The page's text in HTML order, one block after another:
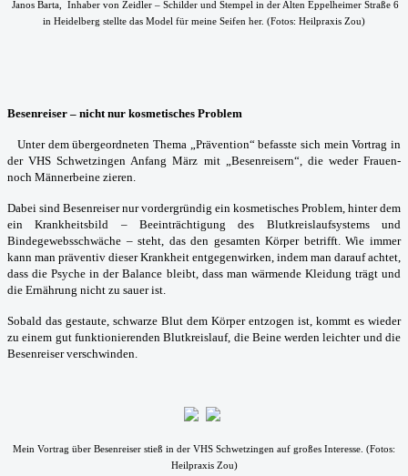
Janos Barta, Inhaber von Zeidler – Schilder und Stempel in der Alten Eppelheimer Straße 6
in Heidelberg stellte das Model für meine Seifen her. (Fotos: Heilpraxis Zou)
Besenreiser – nicht nur kosmetisches Problem
Unter dem übergeordneten Thema „Prävention“ befasste sich mein Vortrag in
der VHS Schwetzingen Anfang März mit „Besenreisern“, die weder Frauen-
noch Männerbeine zieren.
Dabei sind Besenreiser nur vordergründig ein kosmetisches Problem, hinter dem
ein Krankheitsbild – Beeinträchtigung des Blutkreislaufsystems und
Bindegewebsschwäche – steht, das den gesamten Körper betrifft. Wie immer
kann man präventiv dieser Krankheit entgegenwirken, indem man darauf achtet,
dass die Psyche in der Balance bleibt, dass man wärmende Kleidung trägt und
die Ernährung nicht zu sauer ist.
Sobald das gestaute, schwarze Blut dem Körper entzogen ist, kommt es wieder
zu einem gut funktionierenden Blutkreislauf, die Beine werden leichter und die
Besenreiser verschwinden.
Mein Vortrag über Besenreiser stieß in der VHS Schwetzingen auf großes Interesse. (Fotos:
Heilpraxis Zou)